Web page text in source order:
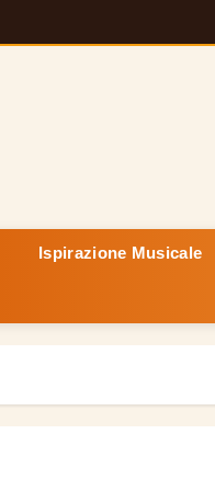
Ispirazione Musicale